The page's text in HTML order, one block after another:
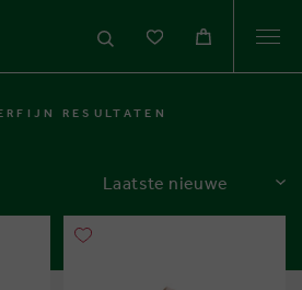
RESULTATEN
SORTEREN